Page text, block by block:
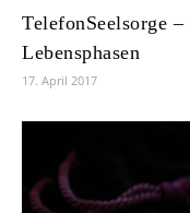
TelefonSeelsorge
Lebensphasen
17. April 2017